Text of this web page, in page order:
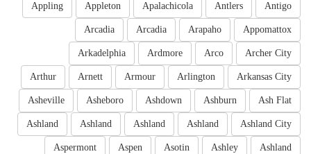
Antigo
Antlers
Apalachicola
Appleton
Appling
Appomattox
Arapaho
Arcadia
Arcadia
Archer City
Arco
Ardmore
Arkadelphia
Arkansas City
Arlington
Armour
Arnett
Arthur
Ash Flat
Ashburn
Ashdown
Asheboro
Asheville
Ashland City
Ashland
Ashland
Ashland
Ashland
Ashland
Ashley
Asotin
Aspen
Aspermont